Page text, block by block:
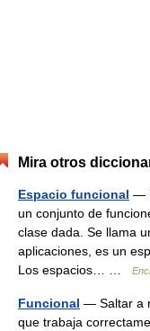
Mira otros
Espacio funcional —
un conjunto de
clase dada. Se llama
aplicaciones, es un
Los espacios… …
Funcional — Saltar a
que trabaja